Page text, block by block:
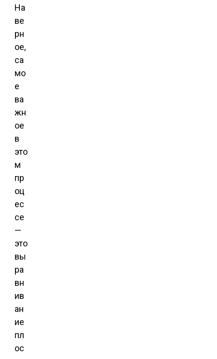
На
ве
рн
ое,
са
мо
е
ва
жн
ое
в
это
м
пр
оц
ес
се
—
это
вы
ра
вн
ив
ан
ие
пл
ос